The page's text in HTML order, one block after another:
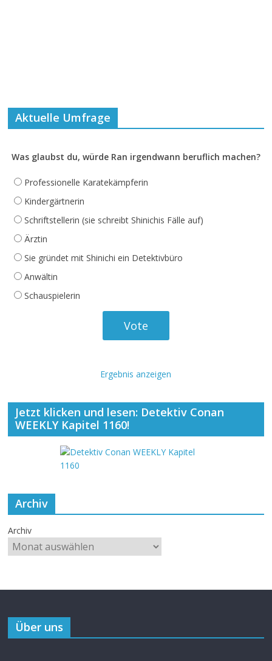
Aktuelle Umfrage
Was glaubst du, würde Ran irgendwann beruflich machen?
Professionelle Karatekämpferin
Kindergärtnerin
Schriftstellerin (sie schreibt Shinichis Fälle auf)
Ärztin
Sie gründet mit Shinichi ein Detektivbüro
Anwältin
Schauspielerin
Ergebnis anzeigen
Jetzt klicken und lesen: Detektiv Conan
WEEKLY Kapitel 1160!
Archiv
Archiv
Über uns